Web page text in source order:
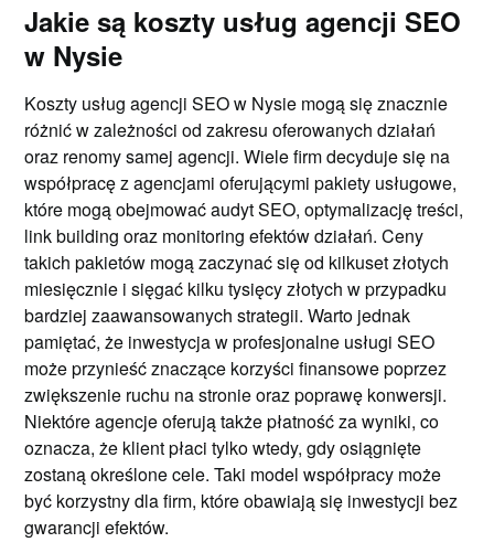
Jakie są koszty usług agencji SEO
w Nysie
Koszty usług agencji SEO w Nysie mogą się znacznie
różnić w zależności od zakresu oferowanych działań
oraz renomy samej agencji. Wiele firm decyduje się na
współpracę z agencjami oferującymi pakiety usługowe,
które mogą obejmować audyt SEO, optymalizację treści,
link building oraz monitoring efektów działań. Ceny
takich pakietów mogą zaczynać się od kilkuset złotych
miesięcznie i sięgać kilku tysięcy złotych w przypadku
bardziej zaawansowanych strategii. Warto jednak
pamiętać, że inwestycja w profesjonalne usługi SEO
może przynieść znaczące korzyści finansowe poprzez
zwiększenie ruchu na stronie oraz poprawę konwersji.
Niektóre agencje oferują także płatność za wyniki, co
oznacza, że klient płaci tylko wtedy, gdy osiągnięte
zostaną określone cele. Taki model współpracy może
być korzystny dla firm, które obawiają się inwestycji bez
gwarancji efektów.